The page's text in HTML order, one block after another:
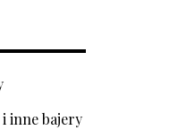
inne bajery